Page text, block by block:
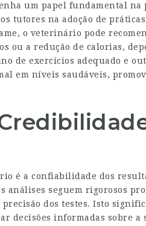
um papel fundamental na
tutores na adoção de
o veterinário pode
ou a redução de calorias,
de exercícios adequado e
em níveis saudáveis,
é a confiabilidade dos
seguem rigorosos
dos testes. Isto
decisões informadas sobre a